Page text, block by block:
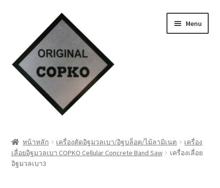
navigation
content
Menu
Cart
หน้าหลัก เครื่องตัดอิฐมวลเบา/อิฐบล็อค/ไม้ลามิเนต
เครื่อง
เลื่อยอิฐมวลเบา COPKO Cellular Concrete Band Saw
เครื่องเลื่อย
อิฐมวลเบา3